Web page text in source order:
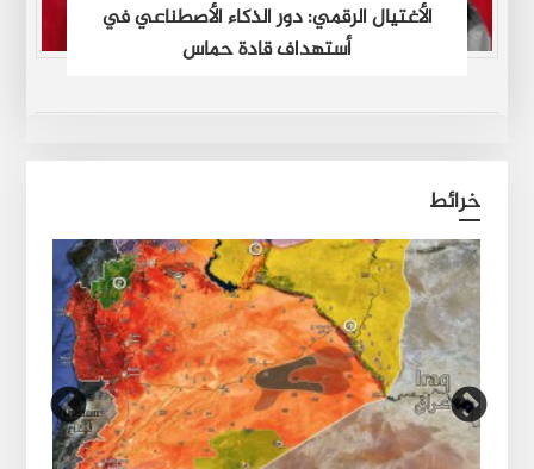
الأغتيال الرقمي: دور الذكاء الأصطناعي في
أستهداف قادة حماس
صحفي ينتقد تعاطي الحكومات العربية مع
الكارثة التي حلّت في سورية: مؤلم أن تتهافت
نحو تركيا وتنسى أكثر البلاد التي وقفت بجانبها!!
خرائط